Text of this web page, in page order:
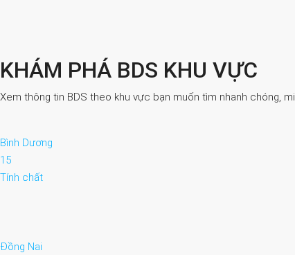
KHÁM PHÁ BDS KHU VỰC
Xem thông tin BDS theo khu vực bạn muốn tìm nhanh chóng,
Bình Dương
15
Tính chất
Đồng Nai